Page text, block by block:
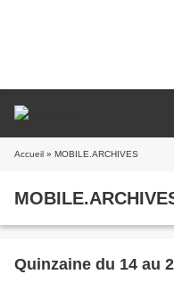
Accueil » MOBILE.ARCHIVES
Quinzaine du 14 au